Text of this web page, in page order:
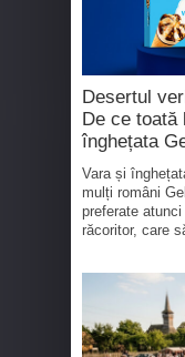
Desertul
De ce toată
înghețata
Vara și
mulți români
preferate
răcoritor, care